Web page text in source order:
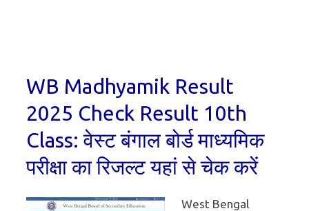
WB Madhyamik Result
2025 Check Result 10th
Class: वेस्ट बंगाल बोर्ड माध्यमिक
परीक्षा का रिजल्ट यहां से चेक करें
West Bengal